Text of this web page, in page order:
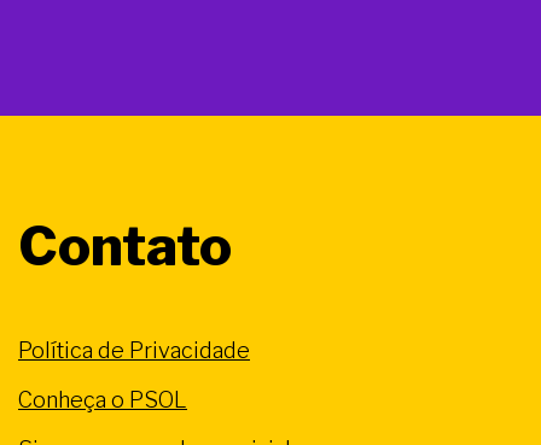
Contato
Política de Privacidade
Conheça o PSOL